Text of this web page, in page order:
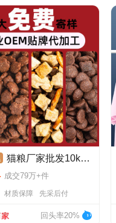
猫粮厂家批发10kg20kg大袋全价冻干烘焙猫粮成幼猫舍粮主猫粮代发
成交79万+件
材质保障 先采后付
回头率20%